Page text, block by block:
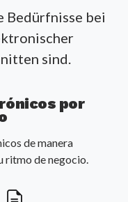
Bedürfnisse bei
sind.
por
de manera
ritmo de negocio.